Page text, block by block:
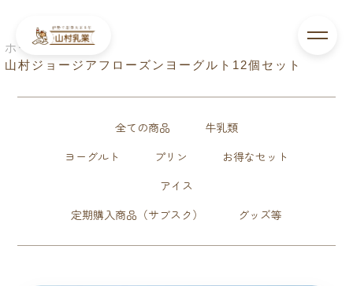
ホーム
>
山村ジョージアフローズンヨーグルト12個セット
全ての商品
牛乳類
ヨーグルト
プリン
お得なセット
アイス
定期購入商品（サブスク）
グッズ等